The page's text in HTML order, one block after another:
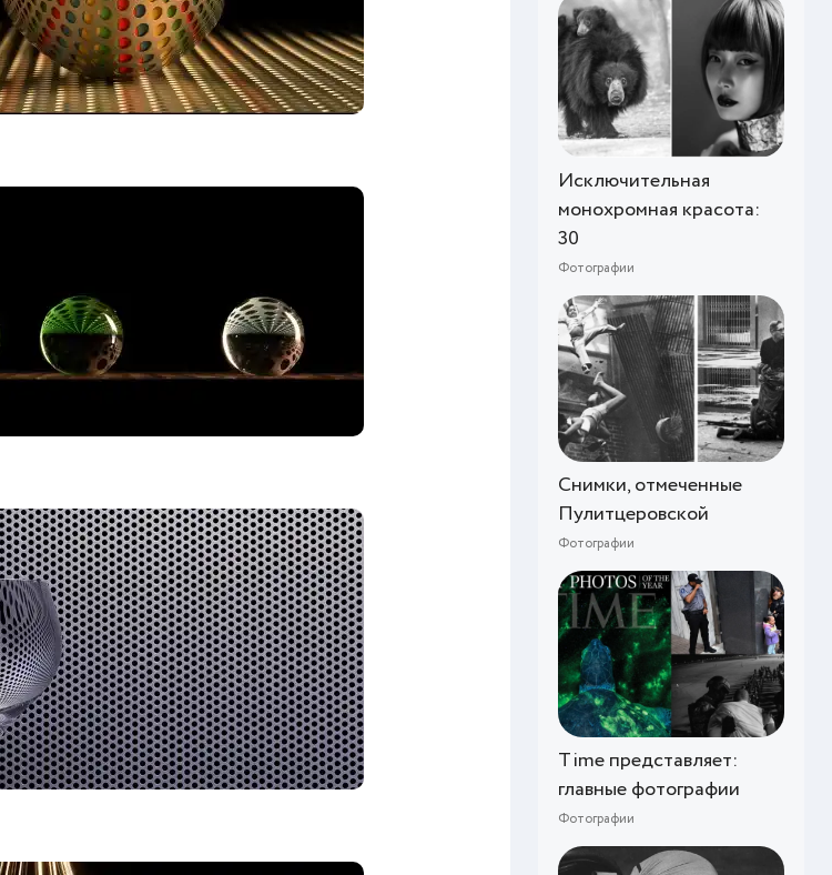
Исключительная
монохромная красота:
30
Фотографии
Снимки, отмеченные
Пулитцеровской
Фотографии
Time представляет:
главные фотографии
Фотографии